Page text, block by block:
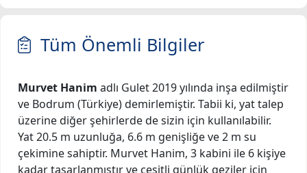
Tüm Önemli Bilgiler
Murvet Hanim adlı Gulet 2019 yılında inşa edilmiştir
ve Bodrum (Türkiye) demirlemiştir. Tabii ki, yat talep
üzerine diğer şehirlerde de sizin için kullanılabilir.
Yat 20.5 m uzunluğa, 6.6 m genişliğe ve 2 m su
çekimine sahiptir. Murvet Hanim, 3 kabini ile 6 kişiye
kadar tasarlanmıştır ve çeşitli günlük geziler için